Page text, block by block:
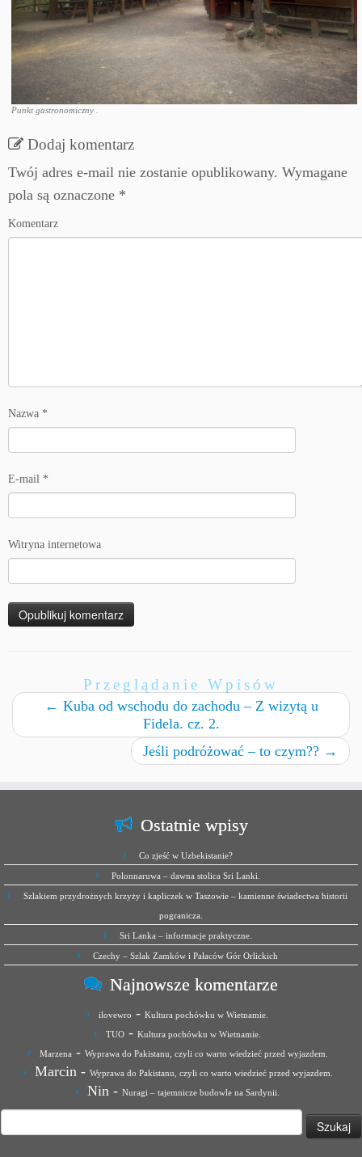
Punkt gastronomiczny .
Dodaj komentarz
Twój adres e-mail nie zostanie opublikowany. Wymagane
pola są oznaczone *
Komentarz
Nazwa *
E-mail *
Witryna internetowa
Przeglądanie Wpisów
← Kuba od wschodu do zachodu – Z wizytą u
Fidela. cz. 2.
Jeśli podróżować – to czym?? →
Ostatnie wpisy
Co zjeść w Uzbekistanie?
Polonnaruwa – dawna stolica Sri Lanki.
Szlakiem przydrożnych krzyży i kapliczek w Taszowie – kamienne świadectwa historii
pogranicza.
Sri Lanka – informacje praktyczne.
Czechy – Szlak Zamków i Pałaców Gór Orlickich
Najnowsze komentarze
ilovewro - Kultura pochówku w Wietnamie.
TUO - Kultura pochówku w Wietnamie.
Marzena - Wyprawa do Pakistanu, czyli co warto wiedzieć przed wyjazdem.
Marcin - Wyprawa do Pakistanu, czyli co warto wiedzieć przed wyjazdem.
Nin - Nuragi – tajemnicze budowle na Sardynii.